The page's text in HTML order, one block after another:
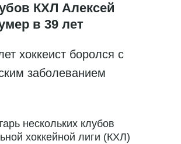
КХЛ Алексей
в 39 лет
хоккеист боролся с
заболеванием
нескольких клубов
хоккейной лиги (КХЛ)